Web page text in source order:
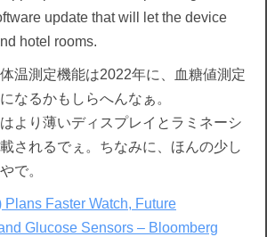
update that will let the device
hotel rooms.
温測定機能は2022年に、血糖値測定
なるかもしらへんなぁ。
より薄いディスプレイとラミネーシ
されるでぇ。ちなみに、ほんの少し
で。
Faster Watch, Future
Glucose Sensors – Bloomberg